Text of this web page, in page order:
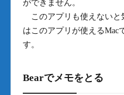
ができません。
このアプリも使えないと
はこのアプリが使えるMac
す。
Bearでメモをとる